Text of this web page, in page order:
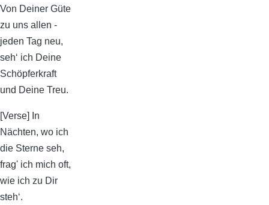
Von Deiner Güte
zu uns allen -
jeden Tag neu,
seh‘ ich Deine
Schöpferkraft
und Deine Treu.
[Verse] In
Nächten, wo ich
die Sterne seh,
frag' ich mich oft,
wie ich zu Dir
steh‘.